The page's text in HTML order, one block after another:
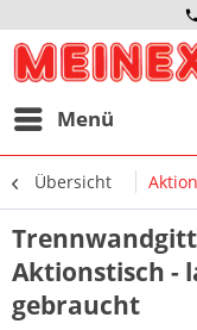
Menü
Übersicht
Aktionstisch -
gebraucht